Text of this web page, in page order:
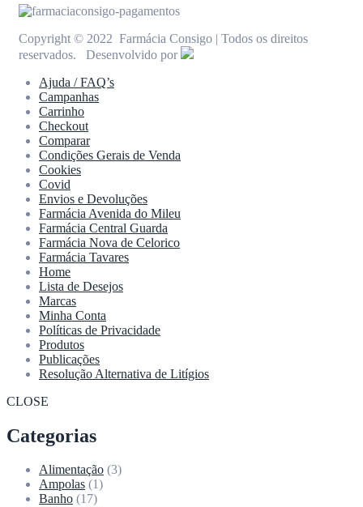
Copyright © 2022 Farmácia Consigo | Todos os direitos
reservados. Desenvolvido por
Ajuda / FAQ’s
Campanhas
Carrinho
Checkout
Comparar
Condições Gerais de Venda
Cookies
Covid
Envios e Devoluções
Farmácia Avenida do Mileu
Farmácia Central Guarda
Farmácia Nova de Celorico
Farmácia Tavares
Home
Lista de Desejos
Marcas
Minha Conta
Políticas de Privacidade
Produtos
Publicações
Resolução Alternativa de Litígios
CLOSE
Categorias
Alimentação (3)
Ampolas (1)
Banho (17)